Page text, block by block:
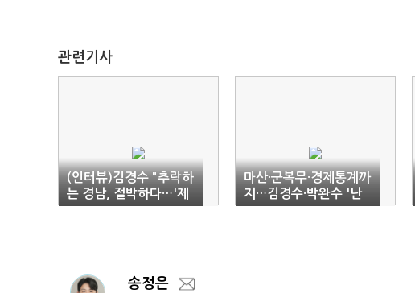
관련기사
(인터뷰)김경수 "추락하
는 경남, 절박하다…'제
2 수도권 도약' 골든타
마산·군복무·경제통계까
지…김경수·박완수 '난
타전'
송정은